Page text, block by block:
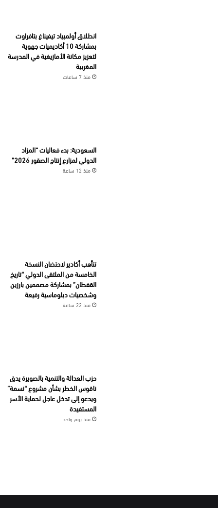
انطلاق أولمبياد تيفيناغ بتافراوت
بمشاركة 10 أكاديميات جهوية
لتعزيز مكانة الأمازيغية في المدرسة
المغربية
منذ 7 ساعات
السعودية: بدء فعاليات “المزاد
الدولي لمزارع إنتاج الصقور 2026”
منذ 12 ساعة
تتأهب أكادير لاحتضان النسخة
الخامسة من الملتقى الدولي “تاريخ
القفطان” بمشاركة مصممين بارزين
وشخصيات دبلوماسية رفيعة
منذ 22 ساعة
حزب العدالة والتنمية بالصويرة يدق
ناقوس الخطر بشأن مشروع “نسمة”
ويدعو إلى تدخل عاجل لحماية الأسر
المستفيدة
منذ يوم واحد